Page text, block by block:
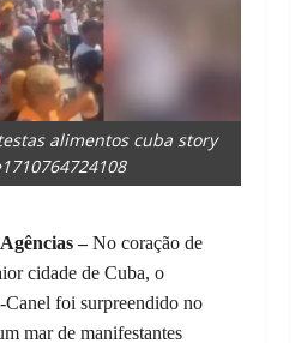
alimentos cuba story
–No coração de
cidade de Cuba, o
foi surpreendido no
mar de manifestantes